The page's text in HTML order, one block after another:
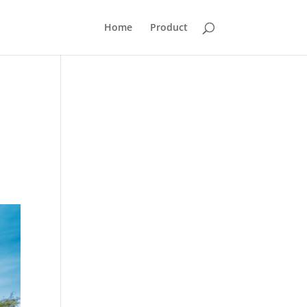
Home Product